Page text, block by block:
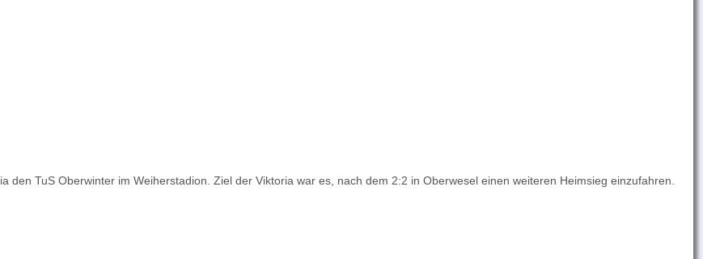
den TuS Oberwinter im Weiherstadion. Ziel der Viktoria war es, nach dem 2:2 in Oberwesel einen weiteren Heimsieg einzufahren.